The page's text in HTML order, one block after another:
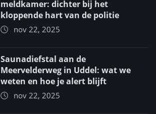
meldkamer: dichter bij het
kloppende hart van de politie
nov 22, 2025
Saunadiefstal aan de
Meervelderweg in Uddel: wat we
weten en hoe je alert blijft
nov 22, 2025